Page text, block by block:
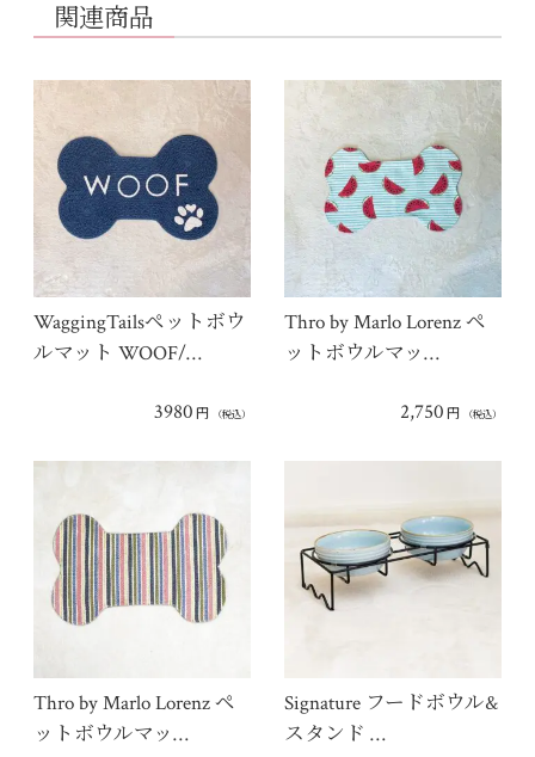
関連商品
WaggingTailsペットボウ
ルマット WOOF/…
3980 円 （税込）
Thro by Marlo Lorenz ペ
ットボウルマッ…
2,750 円 （税込）
Thro by Marlo Lorenz ペ
ットボウルマッ…
Signature フードボウル&
スタンド …